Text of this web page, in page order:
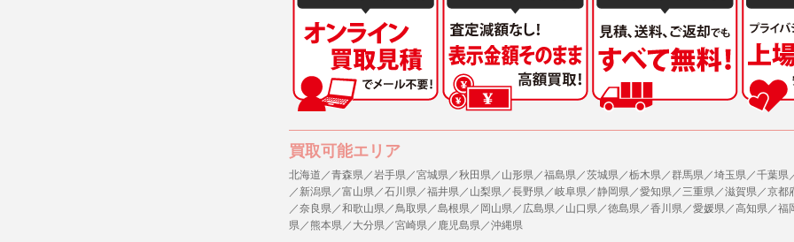
(5)業務を円滑に進めるために、外部業者に個人データの一部又は全部の処理を委託する場合（
の安全管理が図られるように、委託先に対する必要かつ適切な監督を行ないます）。
４．ご提供の任意性
当社への個人情報の提供はお客様の任意ですが、必要な個人情報をご提供いただけない場合、
ますのでご了承下さい。
当社ホームページでは、利用者が当社ホームページに再訪問される際、より便利に当社ホーム
キーを使用する場合があります。
また利用者の統計的分析のため、または掲載された広告にクッキーを使用する場合があります。
2) 弊社はユーザーの入会申込により知り得た情報、またはユーザーが本サイト及び本サービス
報に関し、以下の項目に該当する場合に利用することができるものとします。
(1) 統計した情報のみを開示し、ユーザーの個人情報を表示しない場合。
(2) ユーザーから寄せられた情報を、ユーザーの個人情報を表示せずに開示する場合。
(3) ユーザーが個人情報の開示について同意している場合。
(4) 法令により開示が求められた場合。
(5) 弊社で取り扱う商品またはサービスに関する案内や情報提供（郵便、電子メール等によるダ
(6) 弊社が利用目的を示してユーザーから取得した情報を、その利用目的の範囲内で利用する場
6. 情報の提供
1)弊社は、各ユーザーに対し、当該ユーザーの購入商品の情報、及び弊社の特価商品の情報等
買取可能エリア
北海道／青森県／岩手県／宮城県／秋田県／山形県／福島県／茨城県／栃木県／群馬県／埼玉県／千葉県
／新潟県／富山県／石川県／福井県／山梨県／長野県／岐阜県／静岡県／愛知県／三重県／滋賀県／京都
／奈良県／和歌山県／鳥取県／島根県／岡山県／広島県／山口県／徳島県／香川県／愛媛県／高知県／福
県／熊本県／大分県／宮崎県／鹿児島県／沖縄県